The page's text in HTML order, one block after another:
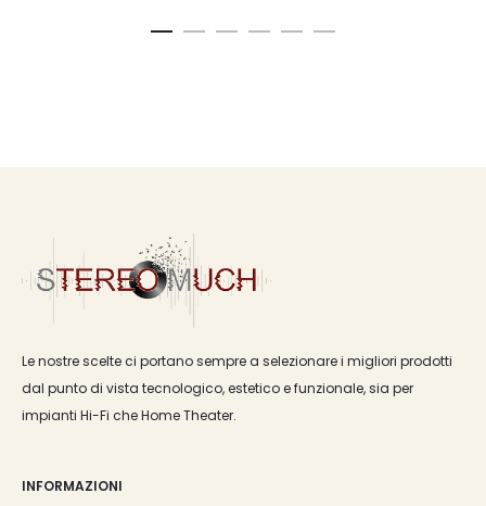
Le nostre scelte ci portano sempre a selezionare i migliori prodotti
dal punto di vista tecnologico, estetico e funzionale, sia per
impianti Hi-Fi che Home Theater.
INFORMAZIONI